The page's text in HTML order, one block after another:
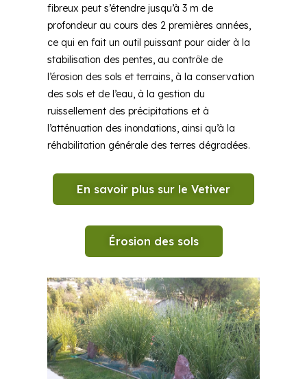
fibreux peut s’étendre jusqu’à 3 m de
profondeur au cours des 2 premières années,
ce qui en fait un outil puissant pour aider à la
stabilisation des pentes, au contrôle de
l’érosion des sols et terrains, à la conservation
des sols et de l’eau, à la gestion du
ruissellement des précipitations et à
l’atténuation des inondations, ainsi qu’à la
réhabilitation générale des terres dégradées.
En savoir plus sur le Vetiver
Érosion des sols